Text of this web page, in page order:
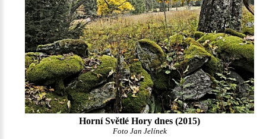
Horní Světlé Hory dnes (2015)
Foto Jan Jelínek